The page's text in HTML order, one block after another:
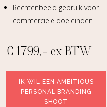
Rechtenbeeld gebruik voor
commerciële doeleinden
€ 1799,- ex BTW
IK WIL EEN AMBITIOUS
PERSONAL BRANDING
SHOOT